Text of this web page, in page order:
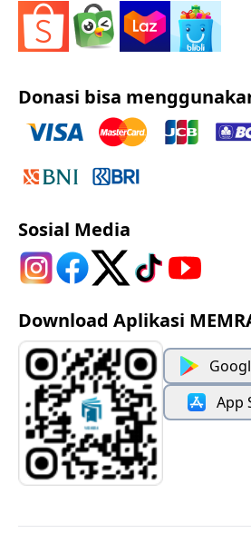
Donasi bisa
Sosial Media
Download Aplikasi
App